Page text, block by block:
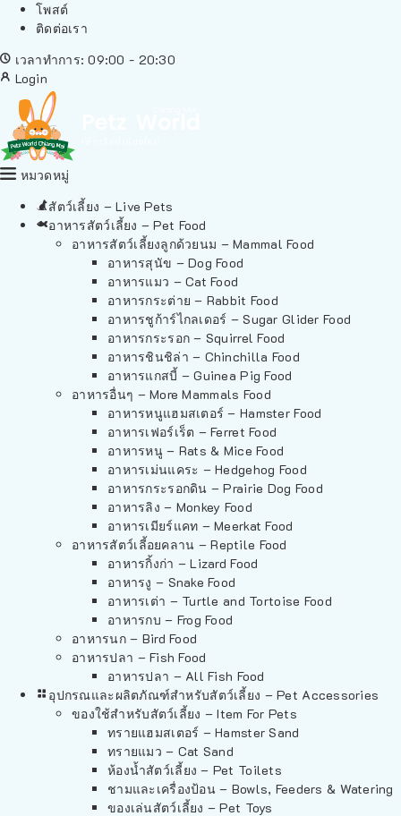
โพสต์
ติดต่อเรา
เวลาทำการ: 09:00 - 20:30
Login
หมวดหมู่
สัตว์เลี้ยง – Live Pets
อาหารสัตว์เลี้ยง – Pet Food
อาหารสัตว์เลี้ยงลูกด้วยนม – Mammal Food
อาหารสุนัข – Dog Food
อาหารแมว – Cat Food
อาหารกระต่าย – Rabbit Food
อาหารชูก้าร์ไกลเดอร์ – Sugar Glider Food
อาหารกระรอก – Squirrel Food
อาหารชินชิล่า – Chinchilla Food
อาหารแกสบี้ – Guinea Pig Food
อาหารอื่นๆ – More Mammals Food
อาหารหนูแฮมสเตอร์ – Hamster Food
อาหารเฟอร์เร็ต – Ferret Food
อาหารหนู – Rats & Mice Food
อาหารเม่นแคระ – Hedgehog Food
อาหารกระรอกดิน – Prairie Dog Food
อาหารลิง – Monkey Food
อาหารเมียร์แคท – Meerkat Food
อาหารสัตว์เลี้อยคลาน – Reptile Food
อาหารกิ้งก่า – Lizard Food
อาหารงู – Snake Food
อาหารเต่า – Turtle and Tortoise Food
อาหารกบ – Frog Food
อาหารนก – Bird Food
อาหารปลา – Fish Food
อาหารปลา – All Fish Food
อุปกรณและผลิตภัณฑ์สำหรับสัตว์เลี้ยง – Pet Accessories
ของใช้สำหรับสัตว์เลี้ยง – Item For Pets
ทรายแฮมสเตอร์ – Hamster Sand
ทรายแมว – Cat Sand
ห้องน้ำสัตว์เลี้ยง – Pet Toilets
ชามและเครื่องป้อน – Bowls, Feeders & Watering
ของเล่นสัตว์เลี้ยง – Pet Toys